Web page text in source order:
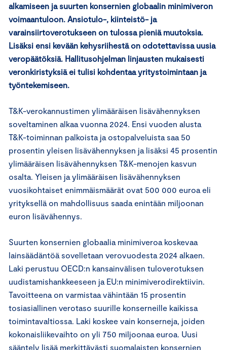
alkamiseen ja suurten konsernien globaalin minimiveron
voimaantuloon. Ansiotulo-, kiinteistö- ja
varainsiirtoverotukseen on tulossa pieniä muutoksia.
Lisäksi ensi kevään kehysriihestä on odotettavissa uusia
veropäätöksiä. Hallitusohjelman linjausten mukaisesti
veronkiristyksiä ei tulisi kohdentaa yritystoimintaan ja
työntekemiseen.
T&K-verokannustimen ylimääräisen lisävähennyksen
soveltaminen alkaa vuonna 2024. Ensi vuoden alusta
T&K-toiminnan palkoista ja ostopalveluista saa 50
prosentin yleisen lisävähennyksen ja lisäksi 45 prosentin
ylimääräisen lisävähennyksen T&K-menojen kasvun
osalta. Yleisen ja ylimääräisen lisävähennyksen
vuosikohtaiset enimmäismäärät ovat 500 000 euroa eli
yrityksellä on mahdollisuus saada enintään miljoonan
euron lisävähennys.
Suurten konsernien globaalia minimiveroa koskevaa
lainsäädäntöä sovelletaan verovuodesta 2024 alkaen.
Laki perustuu OECD:n kansainvälisen tuloverotuksen
uudistamishankkeeseen ja EU:n minimiverodirektiivin.
Tavoitteena on varmistaa vähintään 15 prosentin
tosiasiallinen verotaso suurille konserneille kaikissa
toimintavaltiossa. Laki koskee vain konserneja, joiden
kokonaisliikevaihto on yli 750 miljoonaa euroa. Uusi
sääntely lisää merkittävästi suomalaisten konsernien